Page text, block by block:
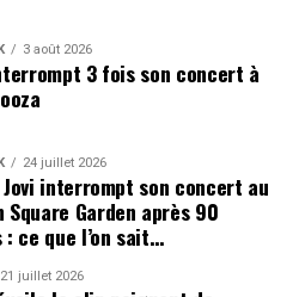
3 août 2026
3 fois son concert à
24 juillet 2026
Jovi interrompt son concert au
Square Garden après 90
: ce que l’on sait…
21 juillet 2026